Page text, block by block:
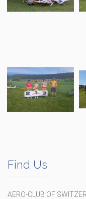
Find Us
AERO-CLUB OF